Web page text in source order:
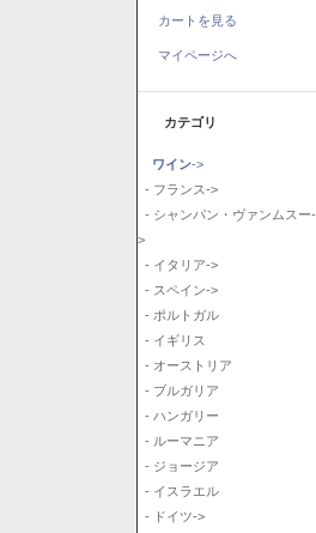
カートを見る
マイページへ
カテゴリ
ワイン->
- フランス->
- シャンパン・ヴァンムスー-
>
- イタリア->
- スペイン->
- ポルトガル
- イギリス
- オーストリア
- ブルガリア
- ハンガリー
- ルーマニア
- ジョージア
- イスラエル
- ドイツ->